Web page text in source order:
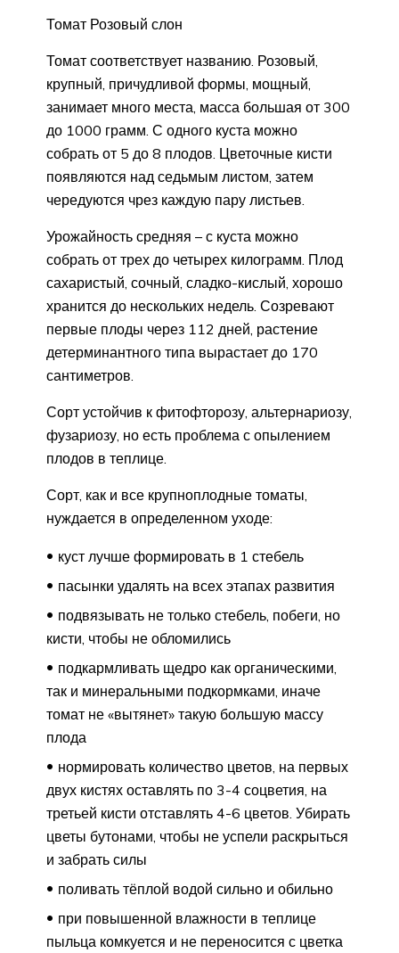
Томат Розовый слон
Томат соответствует названию. Розовый,
крупный, причудливой формы, мощный,
занимает много места, масса большая от 300
до 1000 грамм. С одного куста можно
собрать от 5 до 8 плодов. Цветочные кисти
появляются над седьмым листом, затем
чередуются чрез каждую пару листьев.
Урожайность средняя – с куста можно
собрать от трех до четырех килограмм. Плод
сахаристый, сочный, сладко-кислый, хорошо
хранится до нескольких недель. Созревают
первые плоды через 112 дней, растение
детерминантного типа вырастает до 170
сантиметров.
Сорт устойчив к фитофторозу, альтернариозу,
фузариозу, но есть проблема с опылением
плодов в теплице.
Сорт, как и все крупноплодные томаты,
нуждается в определенном уходе:
куст лучше формировать в 1 стебель
пасынки удалять на всех этапах развития
подвязывать не только стебель, побеги, но
кисти, чтобы не обломились
подкармливать щедро как органическими,
так и минеральными подкормками, иначе
томат не «вытянет» такую большую массу
плода
нормировать количество цветов, на первых
двух кистях оставлять по 3-4 соцветия, на
третьей кисти отставлять 4-6 цветов. Убирать
цветы бутонами, чтобы не успели раскрыться
и забрать силы
поливать тёплой водой сильно и обильно
при повышенной влажности в теплице
пыльца комкуется и не переносится с цветка